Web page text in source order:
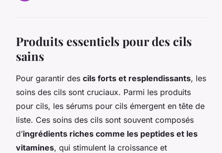
Produits essentiels pour des cils
sains
Pour garantir des cils forts et resplendissants, les
soins des cils sont cruciaux. Parmi les produits
pour cils, les sérums pour cils émergent en tête de
liste. Ces soins des cils sont souvent composés
d’ingrédients riches comme les peptides et les
vitamines, qui stimulent la croissance et